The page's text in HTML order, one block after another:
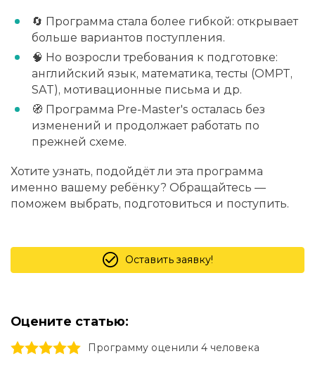
🔄 Программа стала более гибкой: открывает
больше вариантов поступления.
🧠 Но возросли требования к подготовке:
английский язык, математика, тесты (OMPT,
SAT), мотивационные письма и др.
🧭 Программа Pre-Master's осталась без
изменений и продолжает работать по
прежней схеме.
Хотите узнать, подойдёт ли эта программа
именно вашему ребёнку? Обращайтесь —
поможем выбрать, подготовиться и поступить.
Оставить заявку!
Оцените статью:
5 stars
4 stars
3 stars
2 stars
1 stars Программу оценили 4 человекa